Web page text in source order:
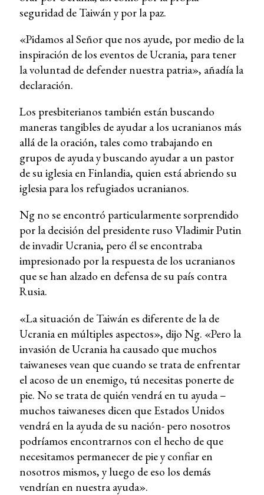
seguridad de Taiwán y por la paz.
«Pidamos al Señor que nos ayude, por medio de la
inspiración de los eventos de Ucrania, para tener
la voluntad de defender nuestra patria», añadía la
declaración.
Los presbiterianos también están buscando
maneras tangibles de ayudar a los ucranianos más
allá de la oración, tales como trabajando en
grupos de ayuda y buscando ayudar a un pastor
de su iglesia en Finlandia, quien está abriendo su
iglesia para los refugiados ucranianos.
Ng no se encontró particularmente sorprendido
por la decisión del presidente ruso Vladimir Putin
de invadir Ucrania, pero él se encontraba
impresionado por la respuesta de los ucranianos
que se han alzado en defensa de su país contra
Rusia.
«La situación de Taiwán es diferente de la de
Ucrania en múltiples aspectos», dijo Ng. «Pero la
invasión de Ucrania ha causado que muchos
taiwaneses vean que cuando se trata de enfrentar
el acoso de un enemigo, tú necesitas ponerte de
pie. No se trata de quién vendrá en tu ayuda –
muchos taiwaneses dicen que Estados Unidos
vendrá en la ayuda de su nación- pero nosotros
podríamos encontrarnos con el hecho de que
necesitamos permanecer de pie y confiar en
nosotros mismos, y luego de eso los demás
vendrían en nuestra ayuda».